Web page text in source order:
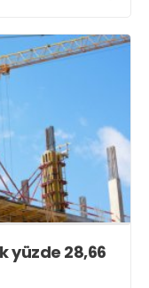
yüzde 28,66